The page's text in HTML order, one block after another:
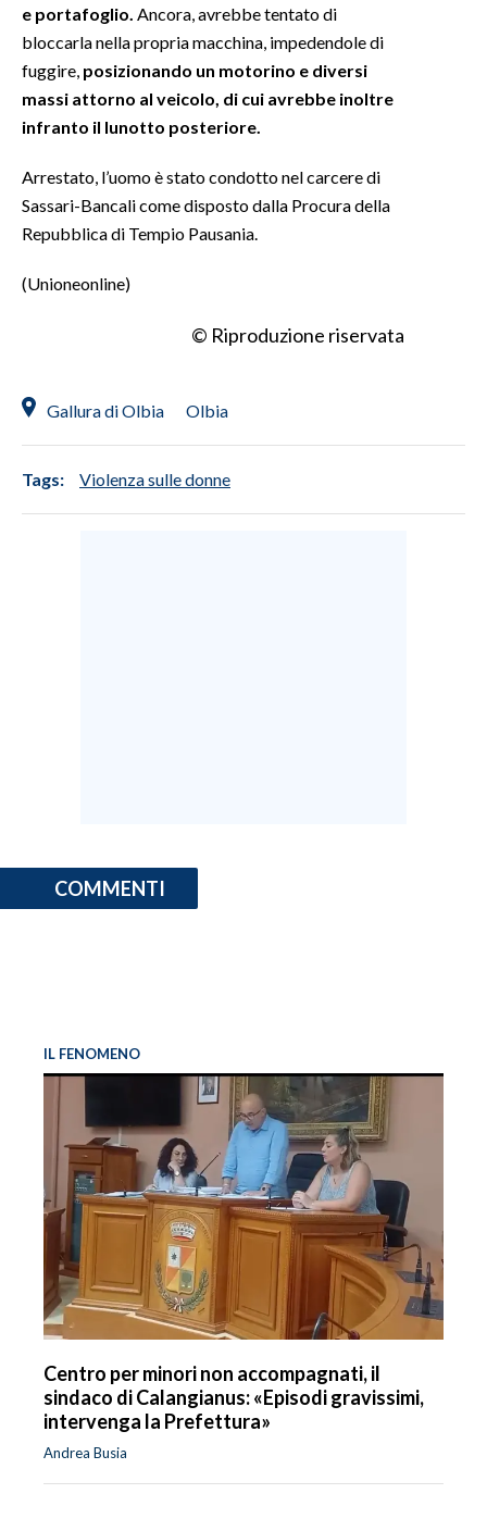
3 MINUTI CON
INSULARITÀ
ANNUNCI
NECROLOGI
PUBBLICITÀ
SPIAGGE
e portafoglio. Ancora, avrebbe tentato di
bloccarla nella propria macchina, impedendole di
fuggire, posizionando un motorino e diversi
massi attorno al veicolo, di cui avrebbe inoltre
infranto il lunotto posteriore.
Arrestato, l’uomo è stato condotto nel carcere di
Sassari-Bancali come disposto dalla Procura della
Repubblica di Tempio Pausania.
(Unioneonline)
© Riproduzione riservata
Gallura di Olbia Olbia
Tags: Violenza sulle donne
COMMENTI
IL FENOMENO
Centro per minori non accompagnati, il
sindaco di Calangianus: «Episodi gravissimi,
intervenga la Prefettura»
Andrea Busia